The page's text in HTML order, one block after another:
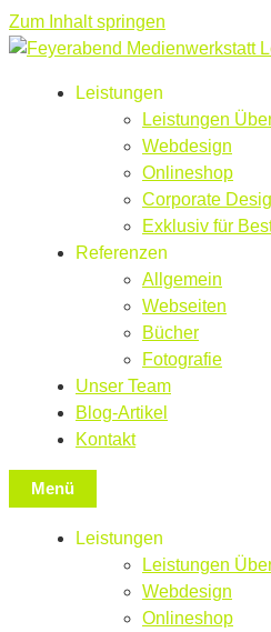
Zum Inhalt springen
Leistungen
Leistungen
Webdesign
Onlineshop
Corporate
Exklusiv für
Referenzen
Allgemein
Webseiten
Bücher
Fotografie
Unser Team
Blog-Artikel
Kontakt
Menü
Leistungen
Leistungen
Webdesign
Onlineshop